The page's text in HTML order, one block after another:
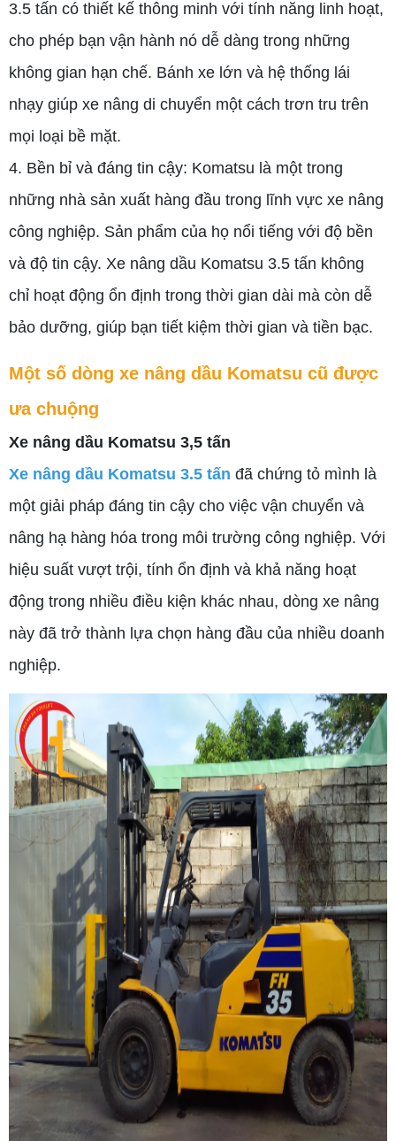
3.5 tấn có thiết kế thông minh với tính năng linh hoạt,
cho phép bạn vận hành nó dễ dàng trong những
không gian hạn chế. Bánh xe lớn và hệ thống lái
nhạy giúp xe nâng di chuyển một cách trơn tru trên
mọi loại bề mặt.
4. Bền bỉ và đáng tin cậy: Komatsu là một trong
những nhà sản xuất hàng đầu trong lĩnh vực xe nâng
công nghiệp. Sản phẩm của họ nổi tiếng với độ bền
và độ tin cậy. Xe nâng dầu Komatsu 3.5 tấn không
chỉ hoạt động ổn định trong thời gian dài mà còn dễ
bảo dưỡng, giúp bạn tiết kiệm thời gian và tiền bạc.
Một số dòng xe nâng dầu Komatsu cũ được
ưa chuộng
Xe nâng dầu Komatsu 3,5 tấn
Xe nâng dầu Komatsu 3.5 tấn đã chứng tỏ mình là
một giải pháp đáng tin cậy cho việc vận chuyển và
nâng hạ hàng hóa trong môi trường công nghiệp. Với
hiệu suất vượt trội, tính ổn định và khả năng hoạt
động trong nhiều điều kiện khác nhau, dòng xe nâng
này đã trở thành lựa chọn hàng đầu của nhiều doanh
nghiệp.